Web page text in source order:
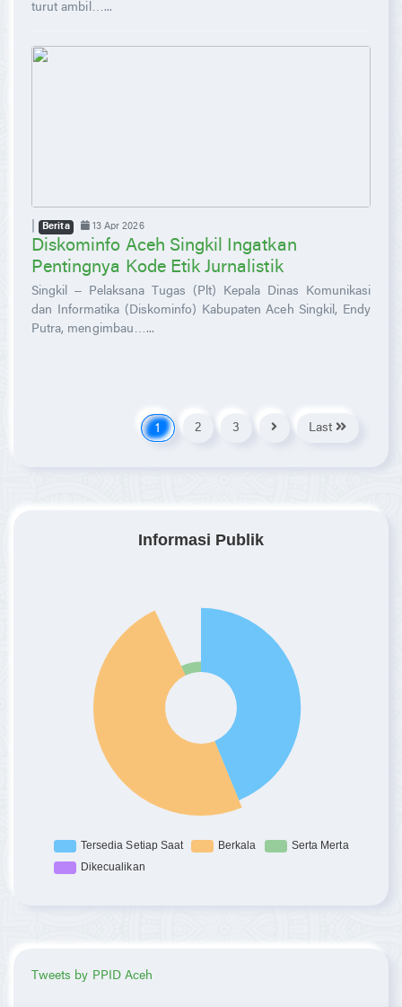
turut ambil…...
| Berita 13 Apr 2026
Diskominfo Aceh Singkil Ingatkan
Pentingnya Kode Etik Jurnalistik
Singkil – Pelaksana Tugas (Plt) Kepala Dinas Komunikasi
dan Informatika (Diskominfo) Kabupaten Aceh Singkil, Endy
Putra, mengimbau…...
1 2 3 Last
Tweets by PPID Aceh